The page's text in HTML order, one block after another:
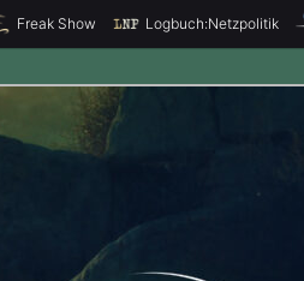
Freak Show Logbuch:Netzpolitik